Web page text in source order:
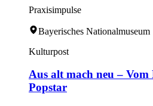
Praxisimpulse
Bayerisches Nationalmuseum
Kulturpost
Aus alt mach neu –
Popstar